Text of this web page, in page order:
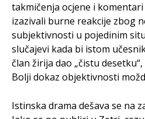
takmičenja ocjene i
izazivali burne reakcije zbog
subjektivnosti u pojedinim
slučajevi kada bi istom
član žirija dao „čistu
Bolji dokaz objektivnosti
Istinska drama dešava se na